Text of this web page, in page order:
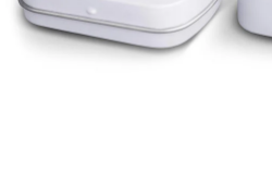
Erstelle etwas Einzigartiges in
ihrem Namen, deinem Foto oder
Herzen. Kein Stress, nur pure